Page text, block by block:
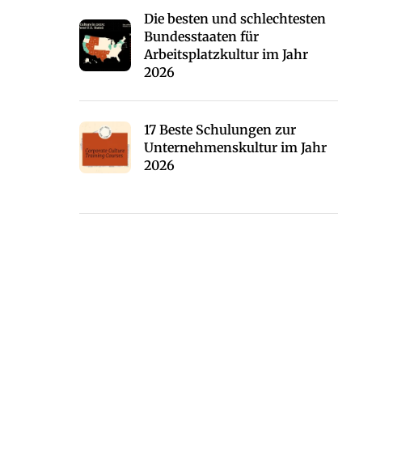
Die besten und schlechtesten
Bundesstaaten für
Arbeitsplatzkultur im Jahr
2026
17 Beste Schulungen zur
Unternehmenskultur im Jahr
2026